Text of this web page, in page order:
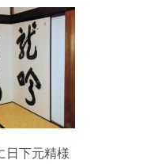
日下元精様